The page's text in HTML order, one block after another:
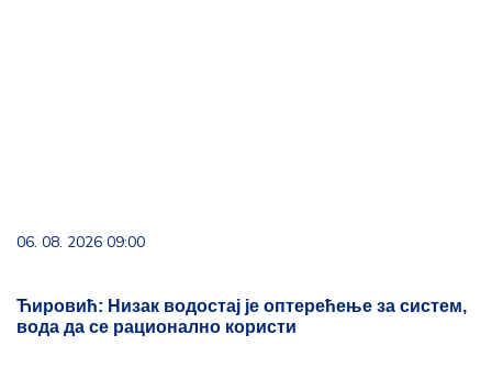
06. 08. 2026 09:00
Ћировић: Низак водостај је оптерећење за систем,
вода да се рационално користи